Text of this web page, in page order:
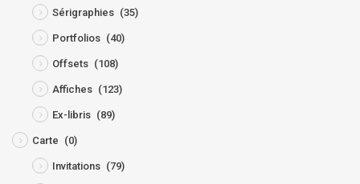
Sérigraphies (35)
Portfolios (40)
Offsets (108)
Affiches (123)
Ex-libris (89)
Carte (0)
Invitations (79)